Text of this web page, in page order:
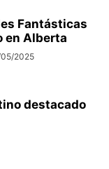
Fantásticas
en Alberta
2025
destacado